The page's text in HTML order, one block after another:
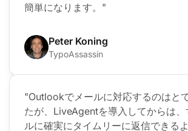
簡単になります。"
Peter Koning
TypoAssassin
"Outlookでメールに対応するのはと
たが、LiveAgentを導入してからは
ルに確実にタイムリーに返信できる